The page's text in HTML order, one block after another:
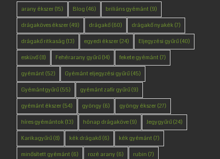
arany ékszer(15) Blog (46) briliáns gyémánt (9)
drágaköves ékszer(49) drágakő(60) drágakő nyakék(7)
drágakő ritkaság (13) egyedi ékszer(24) Eljegyzési gyűrű(40)
esküvő(8) Fehérarany gyűrű(14) fekete gyémánt (7)
gyémánt (52) Gyémánt eljegyzési gyűrű(45)
Gyémántgyűrű(55) gyémánt zafír gyűrű(9)
gyémánt ékszer(54) gyöngy (6) gyöngy ékszer(27)
híres gyémántok(13) hónap drágaköve(9) Jegygyűrű(24)
Karikagyűrű(8) kék drágakő(6) kék gyémánt (7)
minősített gyémánt (6) rozé arany (6) rubin (7)